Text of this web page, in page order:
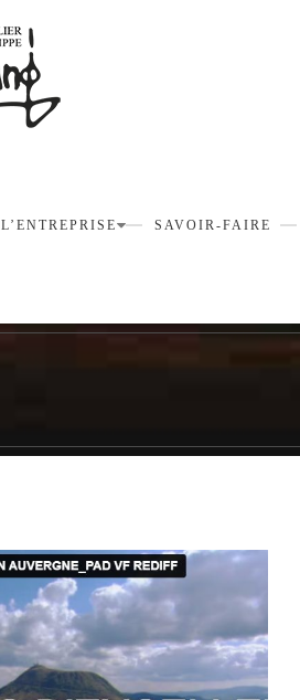
L’ENTREPRISE SAVOIR-FAIRE